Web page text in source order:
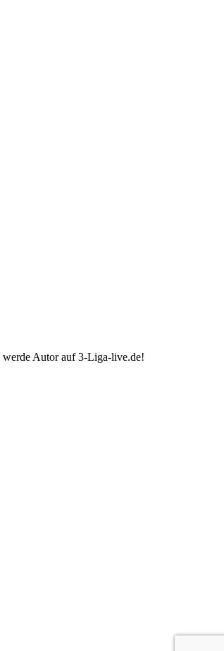
werde Autor auf 3-Liga-live.de!